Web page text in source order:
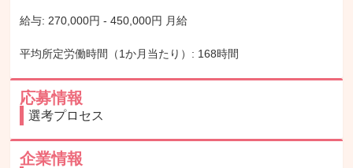
給与: 270,000円 - 450,000円 月給
平均所定労働時間（1か月当たり）: 168時間
応募情報
選考プロセス
企業情報